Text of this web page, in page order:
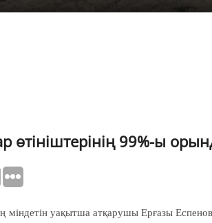
өтініштерінің 99%-ы
мін­детін уақытша атқарушы Ерғазы